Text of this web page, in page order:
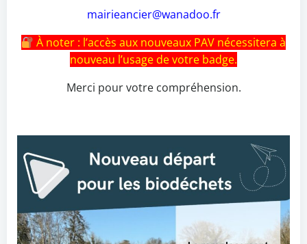
mairieancier@wanadoo.fr
À noter : l’accès aux nouveaux PAV nécessitera à
nouveau l’usage de votre badge.
Merci pour votre compréhension.